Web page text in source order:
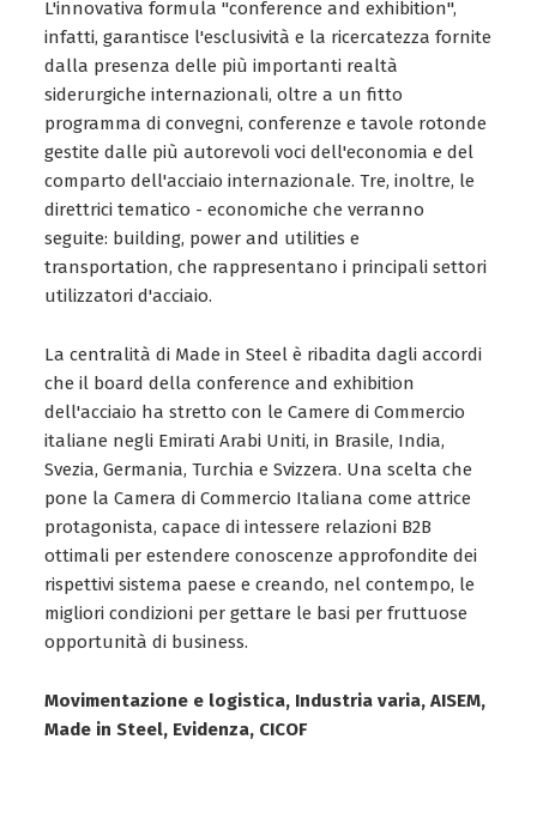
L'innovativa formula "conference and exhibition",
infatti, garantisce l'esclusività e la ricercatezza fornite
dalla presenza delle più importanti realtà
siderurgiche internazionali, oltre a un fitto
programma di convegni, conferenze e tavole rotonde
gestite dalle più autorevoli voci dell'economia e del
comparto dell'acciaio internazionale. Tre, inoltre, le
direttrici tematico - economiche che verranno
seguite: building, power and utilities e
transportation, che rappresentano i principali settori
utilizzatori d'acciaio.
La centralità di Made in Steel è ribadita dagli accordi
che il board della conference and exhibition
dell'acciaio ha stretto con le Camere di Commercio
italiane negli Emirati Arabi Uniti, in Brasile, India,
Svezia, Germania, Turchia e Svizzera. Una scelta che
pone la Camera di Commercio Italiana come attrice
protagonista, capace di intessere relazioni B2B
ottimali per estendere conoscenze approfondite dei
rispettivi sistema paese e creando, nel contempo, le
migliori condizioni per gettare le basi per fruttuose
opportunità di business.
Movimentazione e logistica, Industria varia, AISEM,
Made in Steel, Evidenza, CICOF